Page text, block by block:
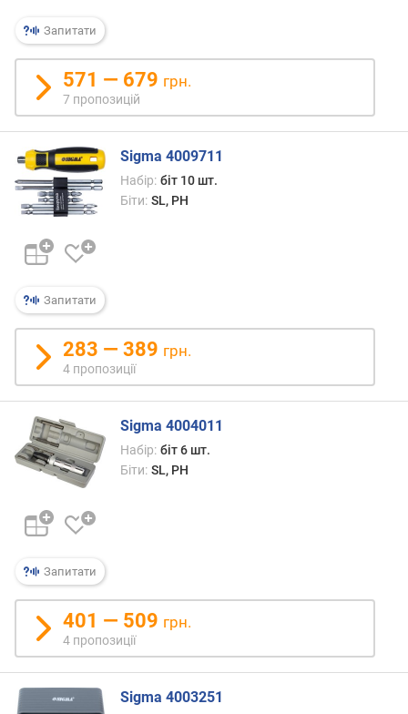
в
а
н
н
я
а
к
і
л
к
т
ю
п
р
о
п
о
з
и
й
з
а
г
а
л
ь
н
Запитати
571 — 679 грн.
7 пропозицій
Запитати
Sigma 4009711
Набір: біт 10 шт.
Біти: SL, PH
283 — 389 грн.
4 пропозиції
Запитати
Sigma 4004011
Набір: біт 6 шт.
Біти: SL, PH
401 — 509 грн.
4 пропозиції
Sigma 4003251